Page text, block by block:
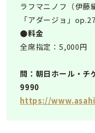
ラフマニノフ（伊藤
「アダージョ」op.27
●料金
全席指定：5,000円
問：朝日ホール・
9990
https://